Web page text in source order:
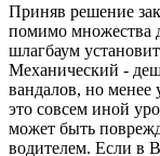
Приняв решение
помимо множества
шлагбаум
Механический -
вандалов, но менее
это совсем иной
может быть
водителем. Если в